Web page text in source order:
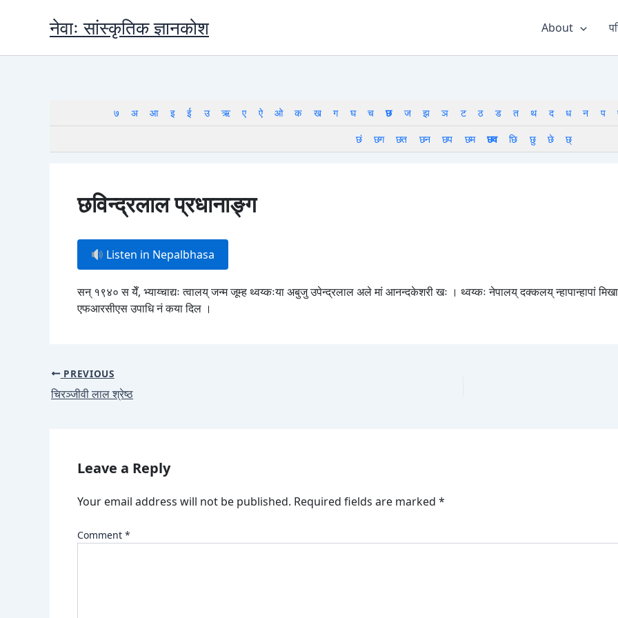
नेवाः सांस्कृतिक ज्ञानकोश About
७ अ आ इ ई उ ऋ ए ऐ ओ क ख ग घ च छ ज झ ञ ट ठ ड त थ द ध न प
छं
छग छत छन छप छम छव छि छु छे छ्
छविन्द्रलाल प्रधानाङ्ग
Listen in Nepalbhasa
सन् १९४० स येँ, भ्याय्चाद्यः त्वालय् जन्म जूम्ह थ्वय्कःया अबुजु उपेन्द्रलाल अले मां आनन्दकेशरी खः । थ्वय्कः नेपालय् दक्कलय् न्हापान्हापां
एफआरसीएस उपाधि नं कया दिल ।
PREVIOUS
चिरञ्जीवी लाल श्रेष्ठ
Leave a Reply
Your email address will not be published. Required fields are marked *
Comment *